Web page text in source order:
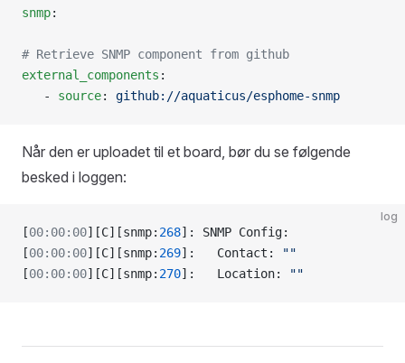
snmp:
# Retrieve SNMP component from github
external_components :
   -
source: github://aquaticus/esphome-snmp
Når den er uploadet til et board, bør du se følgende
besked i loggen:
log
[00:00:00][C][snmp: 268]: SNMP Config:
[00:00:00][C][snmp: 269]:   Contact:
""
[00:00:00][C][snmp: 270]:   Location: ""